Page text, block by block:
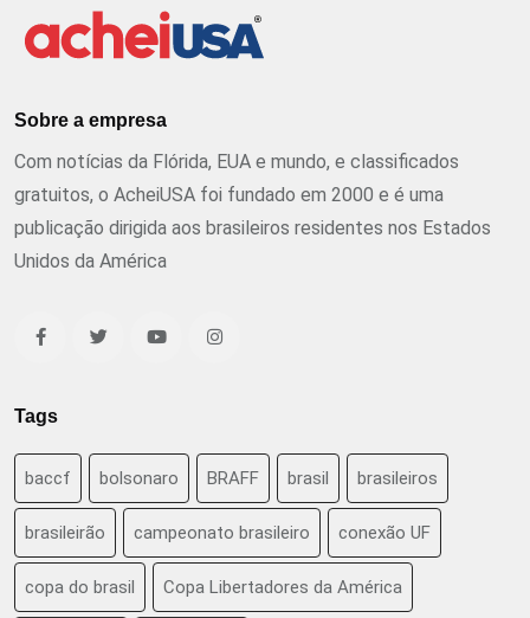
Sobre a empresa
Com notícias da Flórida, EUA e mundo, e classificados
gratuitos, o AcheiUSA foi fundado em 2000 e é uma
publicação dirigida aos brasileiros residentes nos Estados
Unidos da América
Tags
baccf bolsonaro BRAFF brasil brasileiros
brasileirão campeonato brasileiro conexão UF
copa do brasil Copa Libertadores da América